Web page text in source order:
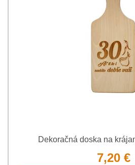
Dekoračná doska na
7,20 €